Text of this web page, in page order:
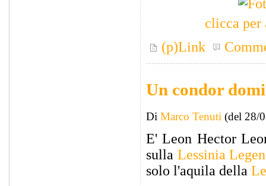
clicca per
(p)Link
Un condor
Di Marco Tenuti (del 28/
E' Leon Hector
sulla Lessinia
solo l'aquila della